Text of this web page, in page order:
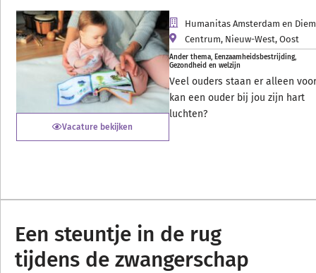
Vacature bekijken
Humanitas Amsterdam en
Centrum, Nieuw-West,Oost
Ander thema, Eenzaamheidsbestrijding,
Gezondheid en welzijn
Veel ouders staan er alleen
kan een ouder bij jou zijn hart
luchten?
Een steuntje in de rug
tijdens de zwangerschap